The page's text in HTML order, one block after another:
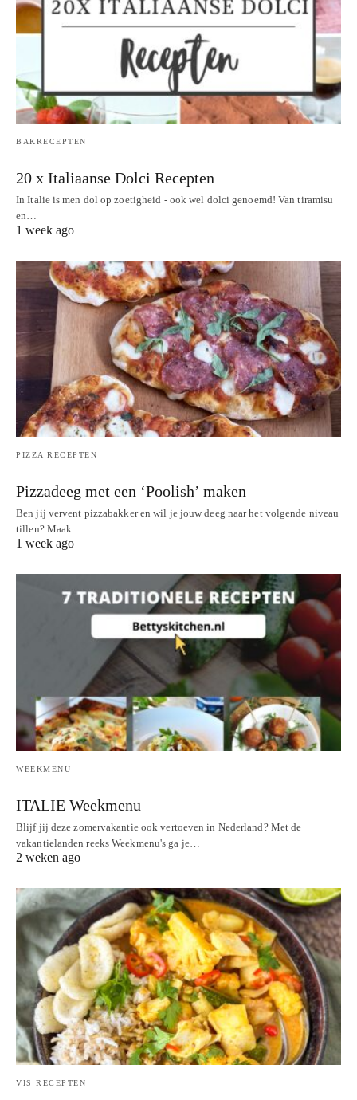
BAKRECEPTEN
20 x Italiaanse Dolci Recepten
In Italie is men dol op zoetigheid - ook wel dolci genoemd! Van tiramisu
en…
1 week ago
PIZZA RECEPTEN
Pizzadeeg met een ‘Poolish’ maken
Ben jij vervent pizzabakker en wil je jouw deeg naar het volgende niveau
tillen? Maak…
1 week ago
WEEKMENU
ITALIE Weekmenu
Blijf jij deze zomervakantie ook vertoeven in Nederland? Met de
vakantielanden reeks Weekmenu's ga je…
2 weken ago
VIS RECEPTEN